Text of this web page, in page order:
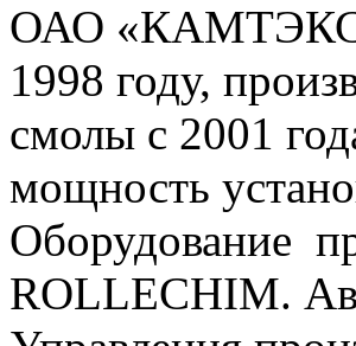
ОАО
1998 году,
смолы с 2001
мощность
Оборудование
ROLLECHIM.